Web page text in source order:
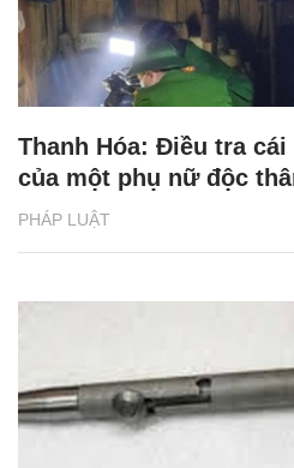
PHÁP LUẬT
Thanh Hóa: Điều tra
của một phụ nữ độc